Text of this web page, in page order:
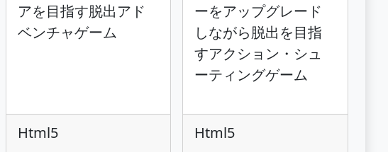
アを目指す脱出アド
ベンチャゲーム
Html5
ーをアップグレード
しながら脱出を目指
すアクション・シュ
ーティングゲーム
Html5